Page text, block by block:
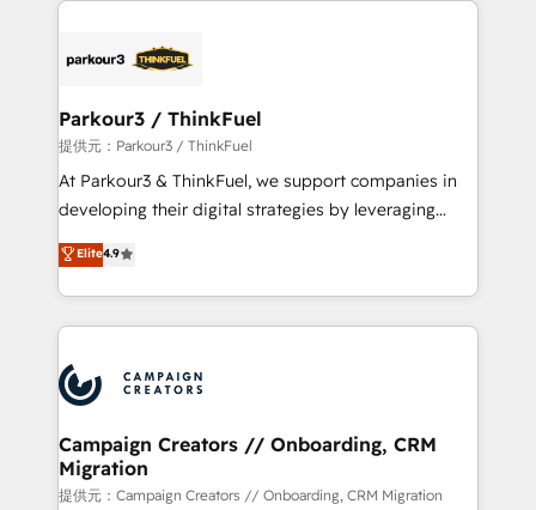
strategies that integrate data-driven marketing,
companies scale faster and smarter. 🔹 BOOMS:
Demand generation for all your buyers With BOOMS,
you invest in 100% of your buyers, accelerating your
growth and positioning yourself as an undisputed
transformation process A methodology designed to
implement HubSpot effectively and optimize your
record of business transformation, our growth-first
approach has helped brands dominate their
Parkour3 / ThinkFuel
提供元：Parkour3 / ThinkFuel
At Parkour3 & ThinkFuel, we support companies in
developing their digital strategies by leveraging
technologies and automating their marketing and
sales processes to generate growth. Our offer spans
from Strategy to Operations. We specialize in CRM
onboarding and implementation, web design, sales
extensive experience working with tech companies
and manufacturers since 2002, we are committed to
empowering our clients and developing their
autonomy. Get to grips with HubSpot through
guided implementation and seamless integration of
Elite4.9
Campaign Creators // Onboarding, CRM
Migration
提供元：Campaign Creators // Onboarding, CRM Migration